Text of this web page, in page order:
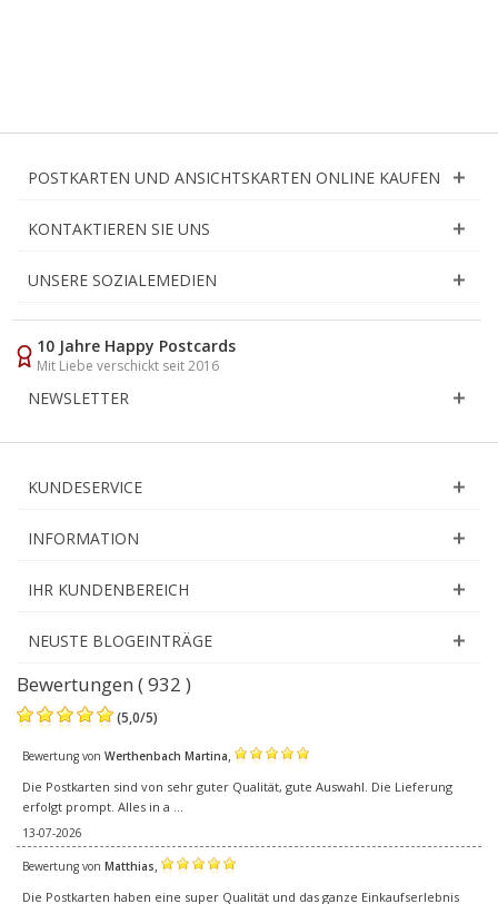
POSTKARTEN UND ANSICHTSKARTEN ONLINE KAUFEN
KONTAKTIEREN SIE UNS
UNSERE SOZIALEMEDIEN
10 Jahre Happy Postcards
Mit Liebe verschickt seit 2016
NEWSLETTER
KUNDESERVICE
INFORMATION
IHR KUNDENBEREICH
NEUSTE BLOGEINTRÄGE
Bewertungen ( 932 )
(5,0/5)
Bewertung von Werthenbach Martina,
Die Postkarten sind von sehr guter Qualität, gute Auswahl. Die Lieferung
erfolgt prompt. Alles in a ...
13-07-2026
Bewertung von Matthias,
Die Postkarten haben eine super Qualität und das ganze Einkaufserlebnis